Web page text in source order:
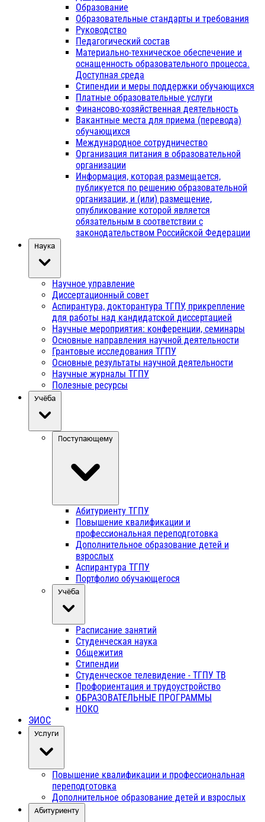
Образование
Образовательные стандарты и требования
Руководство
Педагогический состав
Материально-техническое обеспечение и
оснащенность образовательного процесса.
Доступная среда
Стипендии и меры поддержки обучающихся
Платные образовательные услуги
Финансово-хозяйственная деятельность
Вакантные места для приема (перевода)
обучающихся
Международное сотрудничество
Организация питания в образовательной
организации
Информация, которая размещается,
публикуется по решению образовательной
организации, и (или) размещение,
опубликование которой является
обязательным в соответствии с
законодательством Российской Федерации
Наука
Научное управление
Диссертационный совет
Аспирантура, докторантура ТГПУ, прикрепление
для работы над кандидатской диссертацией
Научные мероприятия: конференции, семинары
Основные направления научной деятельности
Грантовые исследования ТГПУ
Основные результаты научной деятельности
Научные журналы ТГПУ
Полезные ресурсы
Учёба
Поступающему
Абитуриенту ТГПУ
Повышение квалификации и
профессиональная переподготовка
Дополнительное образование детей и
взрослых
Аспирантура ТГПУ
Портфолио обучающегося
Учёба
Расписание занятий
Студенческая наука
Общежития
Стипендии
Студенческое телевидение - ТГПУ ТВ
Профориентация и трудоустройство
ОБРАЗОВАТЕЛЬНЫЕ ПРОГРАММЫ
НОКО
ЭИОС
Услуги
Повышение квалификации и профессиональная
переподготовка
Дополнительное образование детей и взрослых
Абитуриенту